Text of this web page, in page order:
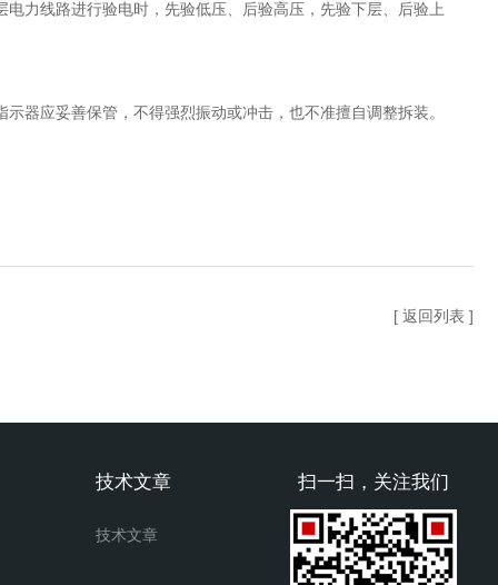
力线路进行验电时，先验低压、后验高压，先验下层、后验上
器应妥善保管，不得强烈振动或冲击，也不准擅自调整拆装。
[ 返回列表 ]
扫一扫，关注我们
技术文章
技术文章